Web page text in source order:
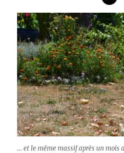
… et le même massif après un mois